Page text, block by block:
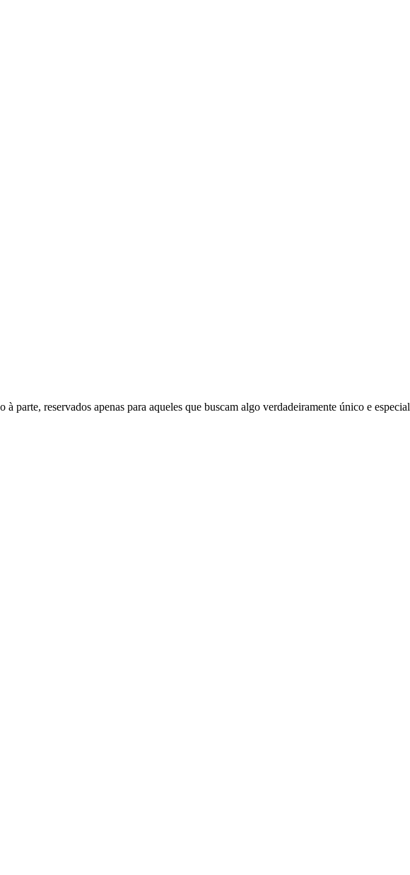
parte, reservados apenas para aqueles que buscam algo verdadeiramente único e especial